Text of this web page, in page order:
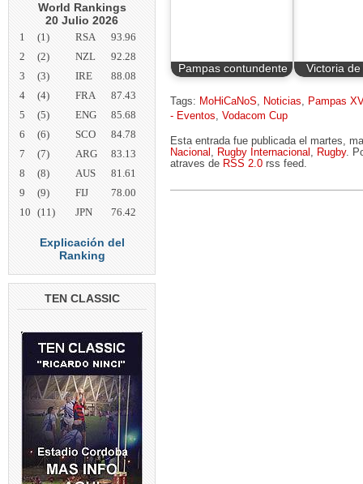
World Rankings
20 Julio 2026
1 (1) RSA
93.96
2
(2) NZL
92.28
3
(3) IRE
88.08
4
(4) FRA
87.43
5
(5) ENG
85.68
6
(6) SCO
84.78
7
(7) ARG
83.13
8
(8) AUS
81.61
9
(9) FIJ
78.00
10 (11) JPN 76.42
Explicación del
Ranking
TEN CLASSIC
Pampas contundente Victoria
Tags: MoHiCaNoS, Noticias, Pampas XV
- Eventos, Vodacom Cup
Esta entrada fue publicada el martes,
Nacional , Rugby Internacional , Rugby.
atraves de RSS 2.0 rss feed.